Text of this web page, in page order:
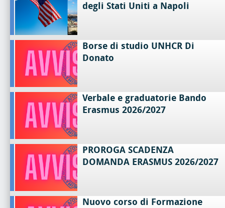
degli Stati Uniti a Napoli
Borse di studio UNHCR Di
Donato
Verbale e graduatorie Bando
Erasmus 2026/2027
PROROGA SCADENZA
DOMANDA ERASMUS 2026/2027
Nuovo corso di Formazione